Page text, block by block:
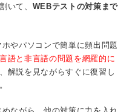
いて、 WEBテストの対策まで
ホやパソコンで簡単に頻出問題
言語と非言語の問題を網羅的に
解説を見ながらすぐに復習し